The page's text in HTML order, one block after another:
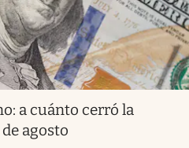
a cuánto cerró la
agosto